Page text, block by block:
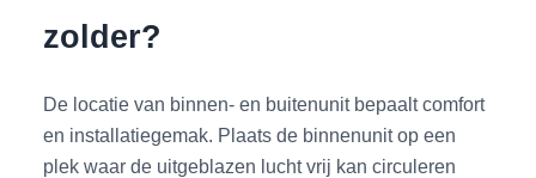
zolder?
De locatie van binnen- en buitenunit bepaalt comfort
en installatiegemak. Plaats de binnenunit op een
plek waar de uitgeblazen lucht vrij kan circuleren